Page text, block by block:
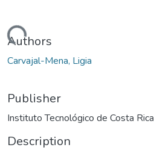
Authors
Carvajal-Mena, Ligia
Publisher
Instituto Tecnológico de Costa Rica
Description